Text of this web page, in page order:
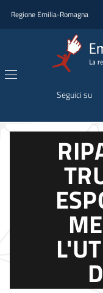
Regione Emilia-Romagna
Seguici su